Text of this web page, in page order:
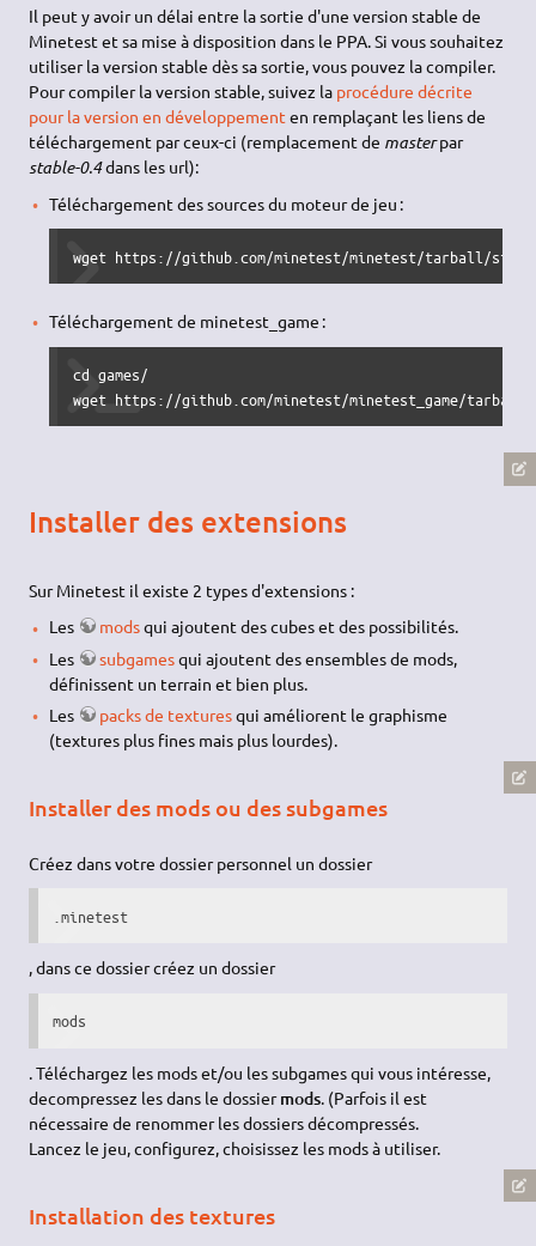
Il peut y avoir un délai entre la sortie d'une version stable de
Minetest et sa mise à disposition dans le PPA. Si vous souhaitez
utiliser la version stable dès sa sortie, vous pouvez la compiler.
Pour compiler la version stable, suivez la procédure décrite
pour la version en développement en remplaçant les liens de
téléchargement par ceux-ci (remplacement de masterpar
stable-0.4dans les url):
Téléchargement des sources du moteur de jeu :
wget https://github.com/minetest/minetest/tarball/
Téléchargement de minetest_game :
cd games/
wget https://github.com/minetest/minetest_game/
Installer des extensions
Sur Minetest il existe 2 types d'extensions :
Les
modsqui ajoutent des cubes et des possibilités.
Les
subgamesqui ajoutent des ensembles de mods,
définissent un terrain et bien plus.
Les
packs de texturesqui améliorent le graphisme
(textures plus fines mais plus lourdes).
Installer des mods ou des subgames
Créez dans votre dossier personnel un dossier
.minetest
, dans ce dossier créez un dossier
mods
. Téléchargez les mods et/ou les subgames qui vous intéresse,
decompressez les dans le dossiermods. (Parfois il est
nécessaire de renommer les dossiers décompressés.
Lancez le jeu, configurez, choisissez les mods à utiliser.
Installation des textures